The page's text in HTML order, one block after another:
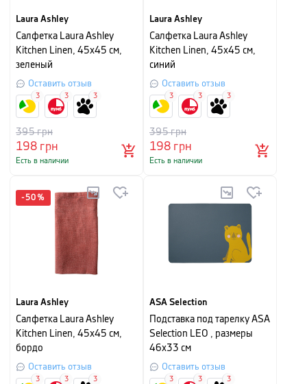
Laura Ashley
Салфетка Laura Ashley
Kitchen Linen, 45х45 см,
зеленый
Оставить отзыв
198грн
395грн
Есть в наличии
3 3 3
Laura Ashley
Салфетка Laura Ashley
Kitchen Linen, 45х45 см,
синий
Оставить отзыв
198грн
395грн
Есть в наличии
3 3 3
-50 %
Laura Ashley
Салфетка Laura Ashley
Kitchen Linen, 45х45 см,
бордо
Оставить отзыв
3 3 3
ASA Selection
Подставка под тарелку ASA
Selection LEO , размеры
46х33 см
Оставить отзыв
3 3 3